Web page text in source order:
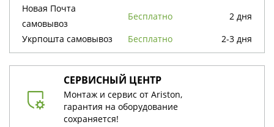
Новая Почта
cамовывоз
бесплатно
2 дня
Укрпошта cамовывоз
бесплатно 2-3 дня
СЕРВИСНЫЙ ЦЕНТР
Монтаж и сервис от Ariston,
гарантия на оборудование
сохраняется!